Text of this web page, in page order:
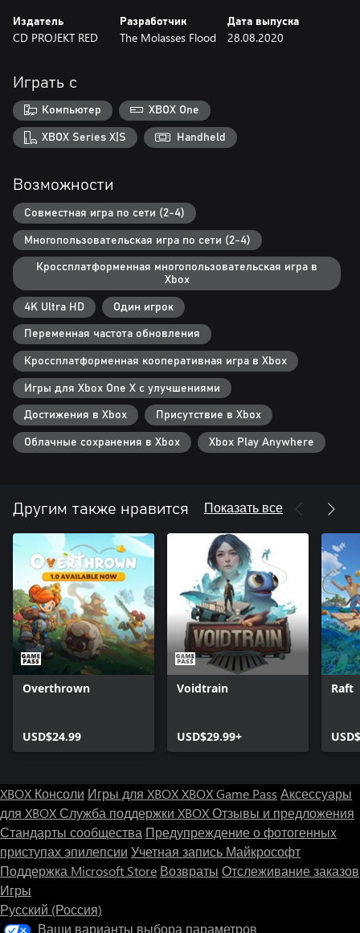
забирай с собой дрейков и их деревню. Площадь каждого
региона — около 2,5 квадратных километров, они генерируются
Тебе придется тщательно отмерять свое. Какие ресурсы в данный
момент важнее? Что нужно твоей деревне? Металл из тайников с
припасами или кристаллы из отравленных регионов, чтобы
вывести новых дрейков? Докажи, что ты сможешь помочь
дрейкам вернуть Лощину.
Издатель
CD PROJEKT RED
Разработчик
The Molasses Flood
Дата выпуска
28.08.2020
Играть с
Компьютер XBOX One
XBOX Series X|S Handheld
Возможности
Совместная игра по сети (2-4)
Многопользовательская игра по сети (2-4)
Кроссплатформенная многопользовательская игра в
Xbox
4K Ultra HD Один игрок
Переменная частота обновления
Кроссплатформенная кооперативная игра в Xbox
Игры для Xbox One X с улучшениями
Достижения в Xbox Присутствие в Xbox
Облачные сохранения в Xbox Xbox Play Anywhere
Другим также нравится Показать все
Overthrown
USD$24.99
Voidtrain
USD$29.99+
Raft
XBOX Консоли Игры для XBOXXBOX Game Pass Аксессуары
для XBOXСлужба поддержки XBOXОтзывы и предложения
Стандарты сообщества Предупреждение о фотогенных
приступах эпилепсии Учетная запись Майкрософт
Поддержка Microsoft Store Возвраты Отслеживание заказов
Игры
Русский (Россия)
Ваши варианты выбора параметров